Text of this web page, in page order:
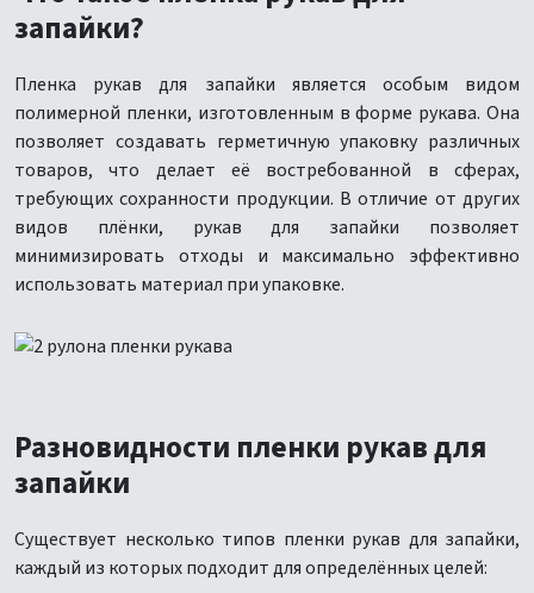
запайки?
Пленка рукав для запайки является особым видом
полимерной пленки, изготовленным в форме рукава. Она
позволяет создавать герметичную упаковку различных
товаров, что делает её востребованной в сферах,
требующих сохранности продукции. В отличие от других
видов плёнки, рукав для запайки позволяет
минимизировать отходы и максимально эффективно
использовать материал при упаковке.
Разновидности пленки рукав для
запайки
Существует несколько типов пленки рукав для запайки,
каждый из которых подходит для определённых целей: